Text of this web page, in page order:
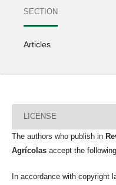
SECTION
Articles
LICENSE
The authors who publish in
Agrícolas accept the
In accordance with copyright